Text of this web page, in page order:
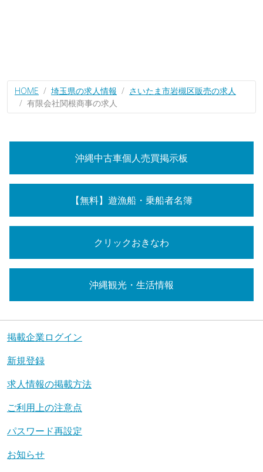
HOME 埼玉県の求人情報
さいたま市岩槻区販売の求人
有限会社関根商事の求人
沖縄中古車個人売買掲示板
【無料】遊漁船・乗船者名簿
クリックおきなわ
沖縄観光・生活情報
掲載企業ログイン
新規登録
求人情報の掲載方法
ご利用上の注意点
パスワード再設定
お知らせ